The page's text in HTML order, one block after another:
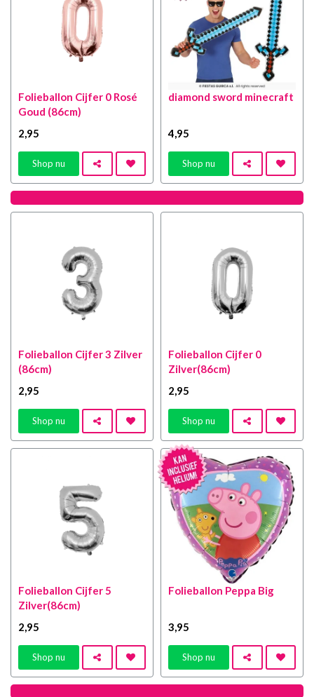
Folieballon Cijfer 0 Rosé
Goud (86cm)
2 ,95
Shop nu
diamond sword minecraft
4 ,95
Shop nu
Folieballon Cijfer 3 Zilver
(86cm)
2 ,95
Shop nu
Folieballon Cijfer 0
Zilver(86cm)
2 ,95
Shop nu
Folieballon Cijfer 5
Zilver(86cm)
2 ,95
Shop nu
Folieballon Peppa Big
3 ,95
Shop nu